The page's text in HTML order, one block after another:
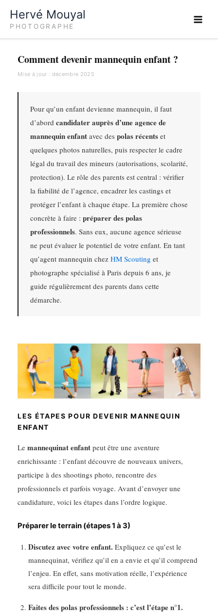
contenu
Hervé Mouyal
PHOTOGRAPHE
Comment devenir mannequin enfant ?
Mise à jour : décembre 2025
Pour qu’un enfant devienne mannequin, il faut
d’abord candidater auprès d’une agence de
mannequin enfant avec des polas récents et
quelques photos naturelles, puis respecter le cadre
légal du travail des mineurs (autorisations, scolarité,
protection). Le rôle des parents est central : vérifier
la fiabilité de l’agence, encadrer les castings et
protéger l’enfant à chaque étape. La première chose
concrète à faire : préparer des polas
professionnels. Sans eux, aucune agence sérieuse
ne peut évaluer le potentiel de votre enfant. En tant
qu’agent mannequin chez HM Scouting et
photographe spécialisé à Paris depuis 6 ans, je
guide régulièrement des parents dans cette
démarche.
LES ÉTAPES POUR DEVENIR MANNEQUIN
ENFANT
Le mannequinat enfant peut être une aventure
enrichissante : l’enfant découvre de nouveaux univers,
participe à des shootings photo, rencontre des
professionnels et parfois voyage. Avant d’envoyer une
candidature, voici les étapes dans l’ordre logique.
Préparer le terrain (étapes 1 à 3)
Discutez avec votre enfant. Expliquez ce qu’est le
mannequinat, vérifiez qu’il en a envie et qu’il comprend
l’enjeu. En effet, sans motivation réelle, l’expérience
sera difficile pour tout le monde.
Faites des polas professionnels : c’est l’étape n°1.